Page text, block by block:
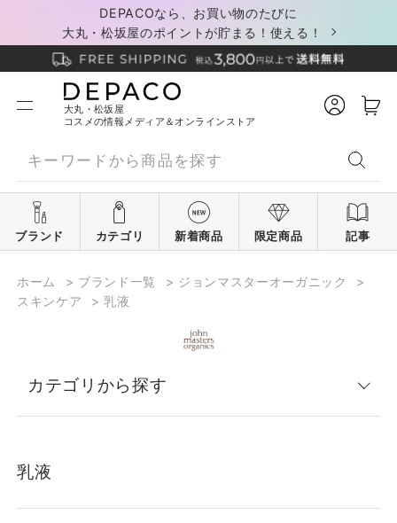
DEPACOなら、お買い物のたびに
大丸・松坂屋のポイントが貯まる！使える！
大丸・松坂屋
コスメの情報メディア＆オンラインストア
ブランド カテゴリ 新着商品 限定商品 記事
ホーム > ブランド一覧 > ジョンマスターオーガニック
>
スキンケア
>乳液
カテゴリから探す
乳液